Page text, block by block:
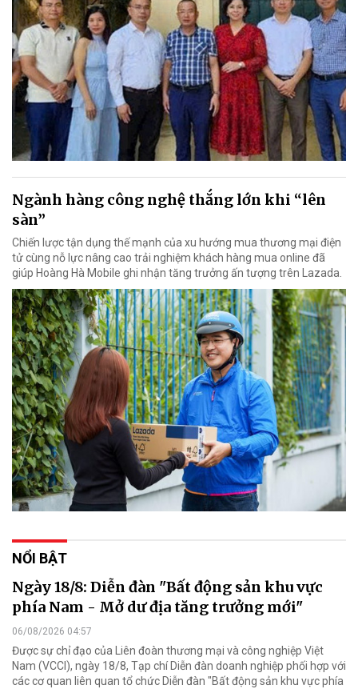
Ngành hàng công nghệ thắng lớn khi “lên
sàn”
Chiến lược tận dụng thế mạnh của xu hướng mua thương mại điện
tử cùng nỗ lực nâng cao trải nghiệm khách hàng mua online đã
giúp Hoàng Hà Mobile ghi nhận tăng trưởng ấn tượng trên Lazada.
NỔI BẬT
Ngày 18/8: Diễn đàn "Bất động sản khu vực
phía Nam - Mở dư địa tăng trưởng mới"
06/08/2026 04:57
Được sự chỉ đạo của Liên đoàn thương mại và công nghiệp Việt
Nam (VCCI), ngày 18/8, Tạp chí Diễn đàn doanh nghiệp phối hợp với
các cơ quan liên quan tổ chức Diễn đàn "Bất động sản khu vực phía